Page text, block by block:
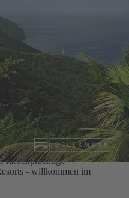
farbenprächtige
- willkommen im